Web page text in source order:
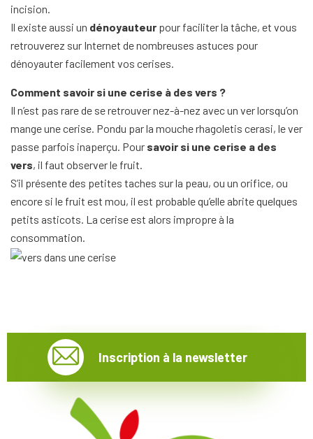
incision.
Il existe aussi un dénoyauteur pour faciliter la tâche, et vous
retrouverez sur Internet de nombreuses astuces pour
dénoyauter facilement vos cerises.
Comment savoir si une cerise à des vers ?
Il n’est pas rare de se retrouver nez-à-nez avec un ver lorsqu’on
mange une cerise. Pondu par la mouche rhagoletis cerasi, le ver
passe parfois inaperçu. Pour savoir si une cerise a des
vers, il faut observer le fruit.
S’il présente des petites taches sur la peau, ou un orifice, ou
encore si le fruit est mou, il est probable qu’elle abrite quelques
petits asticots. La cerise est alors impropre à la
consommation.
Inscription à la newsletter